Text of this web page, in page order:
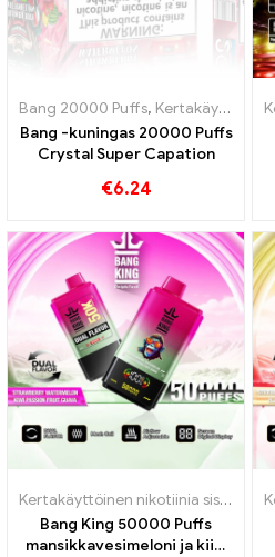
Bang 20000 Puffs, Kertakäyttöiset e-savukkeet
Bang -kuningas 20000 Puffs
Crystal Super Capation
€6.24
Kertakäyttöinen nikotiinia sisältävä sähkötupakka
Bang King 50000 Puffs
mansikkavesimeloni ja kiivi